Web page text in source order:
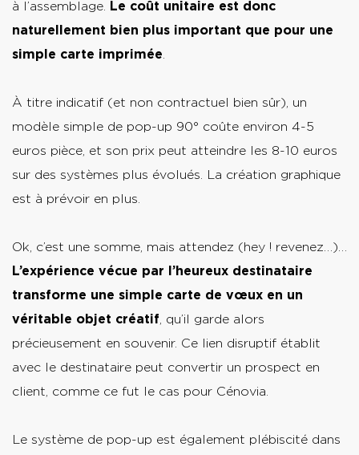
à l’assemblage. Le coût unitaire est donc
naturellement bien plus important que pour une
simple carte imprimée.
À titre indicatif (et non contractuel bien sûr), un
modèle simple de pop-up 90° coûte environ 4-5
euros pièce, et son prix peut atteindre les 8-10 euros
sur des systèmes plus évolués. La création graphique
est à prévoir en plus.
Ok, c’est une somme, mais attendez (hey ! revenez…)…
L’expérience vécue par l’heureux destinataire
transforme une simple carte de vœux en un
véritable objet créatif, qu’il garde alors
précieusement en souvenir. Ce lien disruptif établit
avec le destinataire peut convertir un prospect en
client, comme ce fut le cas pour Cénovia.
Le système de pop-up est également plébiscité dans